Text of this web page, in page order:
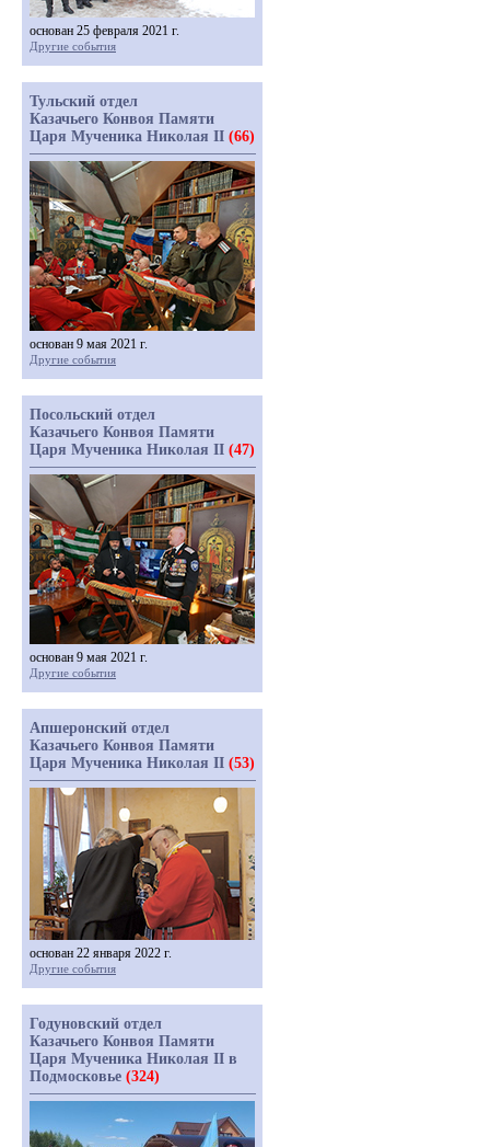
основан 25 февраля 2021 г.
Другие события
Тульский отдел
Казачьего Конвоя Памяти
Царя Мученика Николая II (66)
основан 9 мая 2021 г.
Другие события
Посольский отдел
Казачьего Конвоя Памяти
Царя Мученика Николая II (47)
основан 9 мая 2021 г.
Другие события
Апшеронский отдел
Казачьего Конвоя Памяти
Царя Мученика Николая II (53)
основан 22 января 2022 г.
Другие события
Годуновский отдел
Казачьего Конвоя Памяти
Царя Мученика Николая II в
Подмосковье (324)